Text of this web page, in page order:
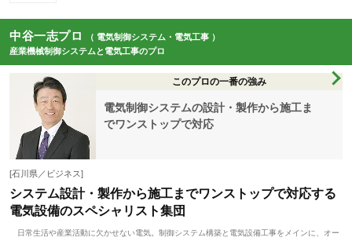
中谷一志プロ
（ 電気制御システム・電気工事 ）
産業機械制御システムと電気工事のプロ
このプロの一番の強み
電気制御システムの設計・製作から施工ま
でワンストップで対応
[石川県／ビジネス]
システム設計・製作から施工までワンストップで対応する
電気設備のスペシャリスト集団
日常生活や産業活動に欠かせない電気。制御システム構築と電気設備工事をメインに、オー